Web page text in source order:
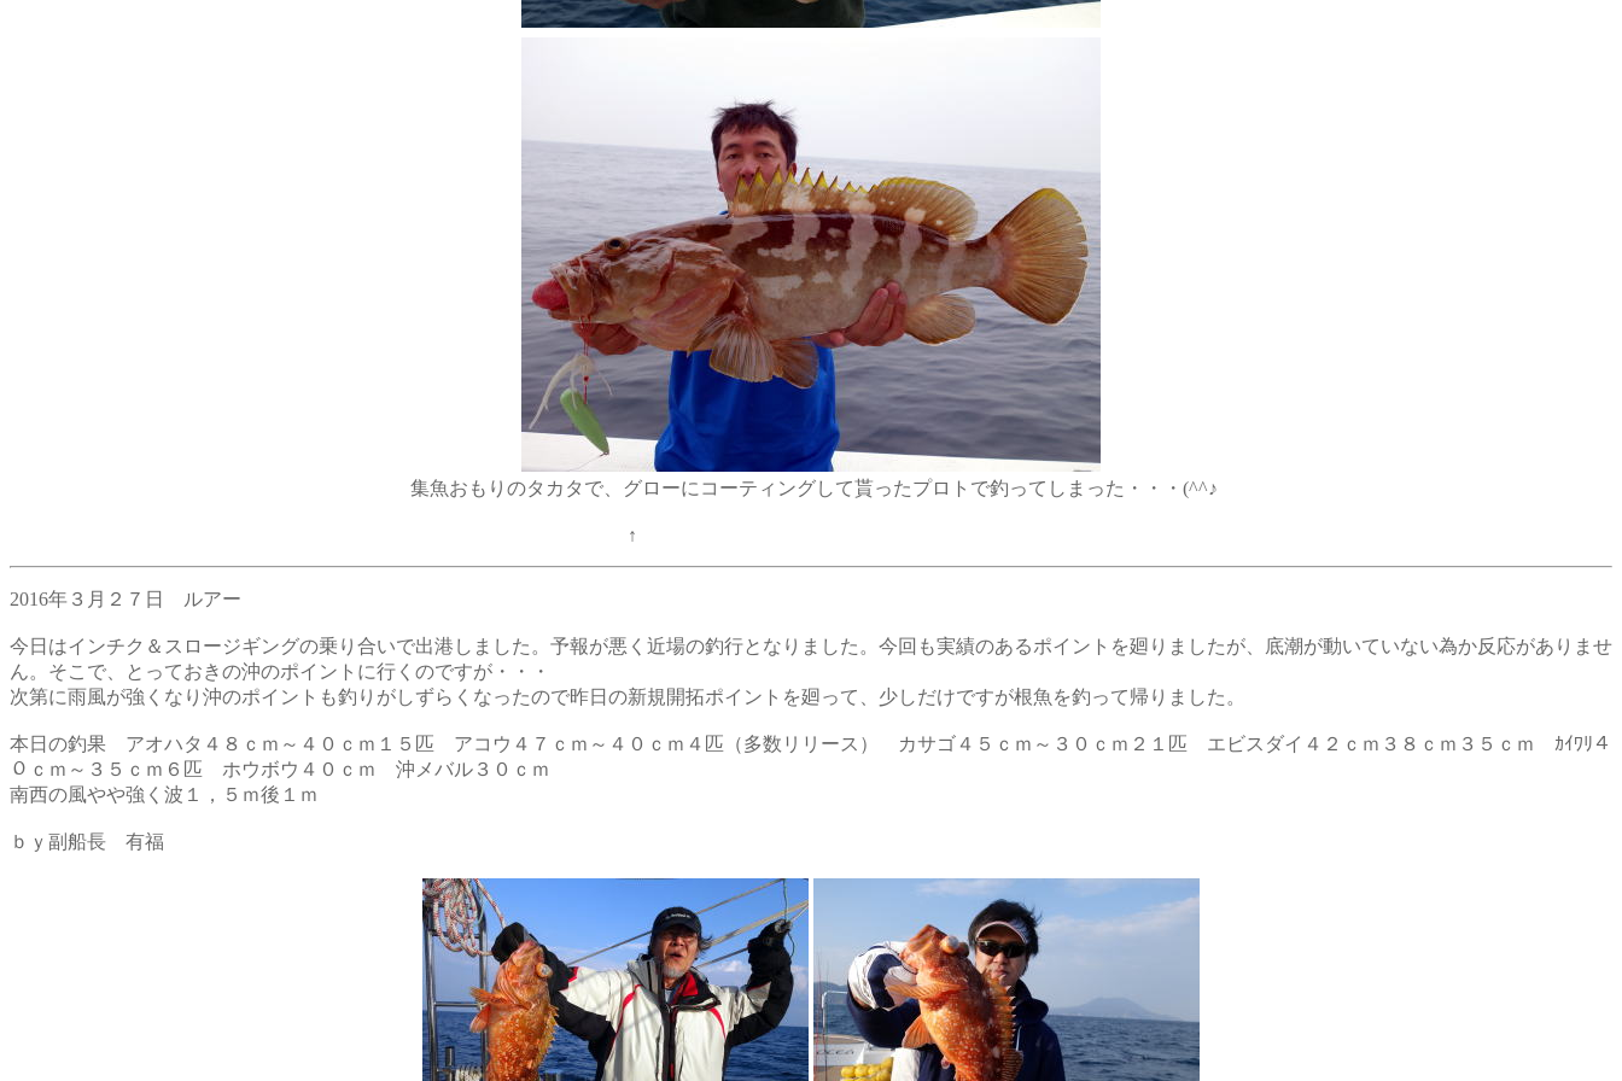
集魚おもりのタカタで、グローにコーティングして貰ったプロトで釣ってしまった・・・(^^♪
↑
2016年３月２７日 ルアー
今日はインチク＆スロージギングの乗り合いで出港しました。予報が悪く近場の釣行となりました。今回も実績のあるポイントを廻りましたが、底潮が動いていない為か反応がありませ
ん。そこで、とっておきの沖のポイントに行くのですが・・・
次第に雨風が強くなり沖のポイントも釣りがしずらくなったので昨日の新規開拓ポイントを廻って、少しだけですが根魚を釣って帰りました。
本日の釣果 アオハタ４８ｃｍ～４０ｃｍ１５匹 アコウ４７ｃｍ～４０ｃｍ４匹（多数リリース） カサゴ４５ｃｍ～３０ｃｍ２１匹 エビスダイ４２ｃｍ３８ｃｍ３５ｃｍ ｶｲﾜﾘ４
０ｃｍ～３５ｃｍ６匹 ホウボウ４０ｃｍ 沖メバル３０ｃｍ
南西の風やや強く波１，５ｍ後１ｍ
ｂｙ副船長 有福